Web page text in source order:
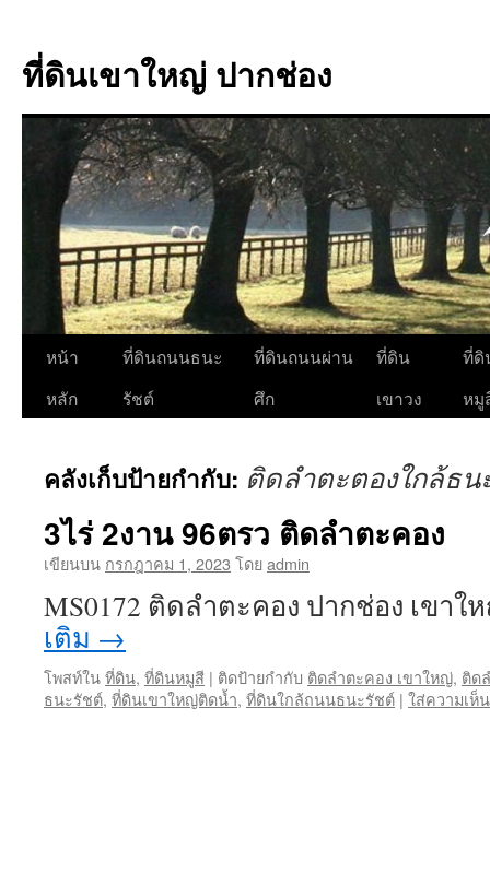
ที่ดินเขาใหญ่ ปากช่อง
ข้าม
ไป
เนื้อหา
หน้า
หลัก
ที่ดินถนนธนะ
รัชต์
ที่ดินถนนผ่าน
ศึก
ที่ดิน
เขาวง
ที่ดิ
หมู
คลังเก็บป้ายกำกับ: ติดลำตะตองใกล้ธน
3ไร่ 2งาน 96ตรว ติดลำตะคอง
เขียนบน กรกฎาคม 1, 2023 โดยadmin
MS0172 ติดลำตะคอง ปากช่อง เขา
เติม →
โพสท์ในที่ดิน, ที่ดินหมูสี | ติดป้ายกำกับ ติดลำตะคอง เขาใหญ่, ติด
ธนะรัชต์, ที่ดินเขาใหญ่ติดน้ำ, ที่ดินใกล้ถนนธนะรัชต์ | ใส่ความเห็น